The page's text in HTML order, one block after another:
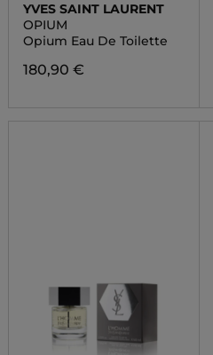
YVES SAINT LAURENT
OPIUM
Opium Eau De Toilette
180,90 €